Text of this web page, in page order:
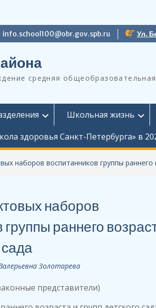
info.school100@obr.gov.spb.ru Ул.
средняя
Школьная жизнь
здоровья Санкт-Петербурга» в
наборов воспитанников группы раннего
наборов
раннего
сада
Золотарева
представители)